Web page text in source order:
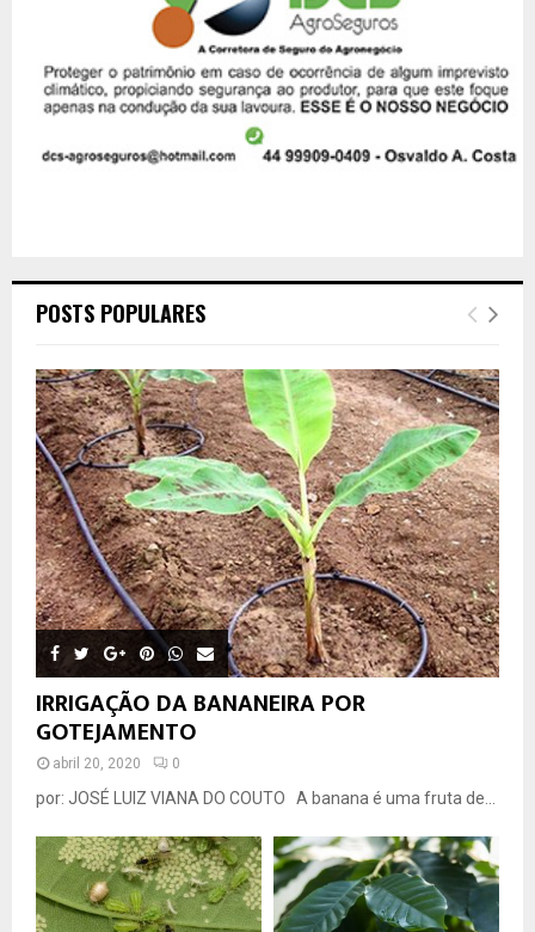
POSTS POPULARES
IRRIGAÇÃO DA BANANEIRA POR
GOTEJAMENTO
abril 20, 2020 0
por: JOSÉ LUIZ VIANA DO COUTO A banana é uma fruta de...